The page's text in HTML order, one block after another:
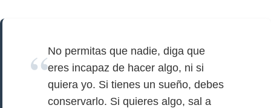
No permitas que nadie, diga que
eres incapaz de hacer algo, ni si
quiera yo. Si tienes un sueño, debes
conservarlo. Si quieres algo, sal a